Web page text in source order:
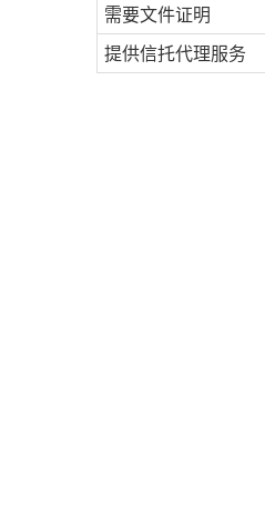
需要文件证明
提供信托代理服务